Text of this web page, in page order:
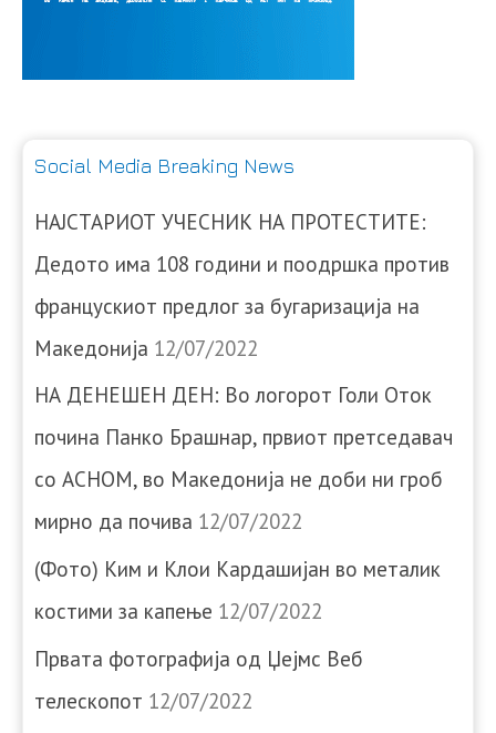
Social Media Breaking News
НАЈСТАРИОТ УЧЕСНИК НА ПРОТЕСТИТЕ:
Дедото има 108 години и поодршка против
францускиот предлог за бугаризација на
Македонија 12/07/2022
НА ДЕНЕШЕН ДЕН: Во логорот Голи Оток
почина Панко Брашнар, првиот претседавач
со АСНОМ, во Македонија не доби ни гроб
мирно да почива 12/07/2022
(Фото) Ким и Клои Кардашијан во металик
костими за капење 12/07/2022
Првата фотографија од Џејмс Веб
телескопот 12/07/2022